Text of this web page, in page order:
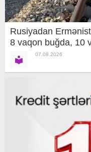
Rusiyadan
8 vaqon buğda, 10
07.08.2026